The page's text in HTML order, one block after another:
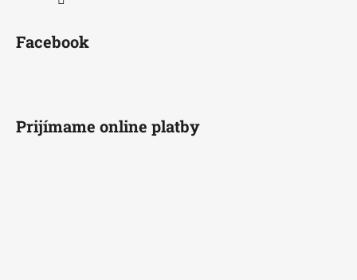
Facebook
Prijímame online platby